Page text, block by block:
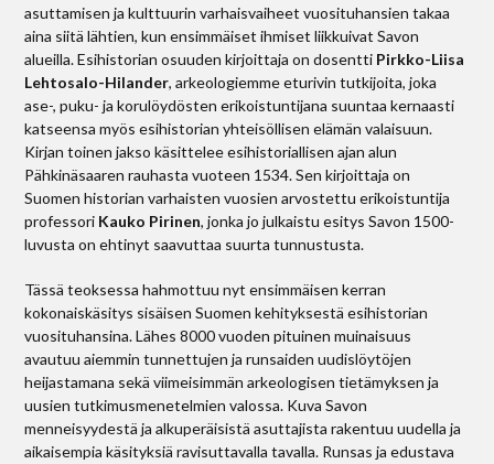
asuttamisen ja kulttuurin varhaisvaiheet vuosituhansien takaa
aina siitä lähtien, kun ensimmäiset ihmiset liikkuivat Savon
alueilla. Esihistorian osuuden kirjoittaja on dosentti Pirkko-Liisa
Lehtosalo-Hilander, arkeologiemme eturivin tutkijoita, joka
ase-, puku- ja korulöydösten erikoistuntijana suuntaa kernaasti
katseensa myös esihistorian yhteisöllisen elämän valaisuun.
Kirjan toinen jakso käsittelee esihistoriallisen ajan alun
Pähkinäsaaren rauhasta vuoteen 1534. Sen kirjoittaja on
Suomen historian varhaisten vuosien arvostettu erikoistuntija
professori Kauko Pirinen, jonka jo julkaistu esitys Savon 1500-
luvusta on ehtinyt saavuttaa suurta tunnustusta.
Tässä teoksessa hahmottuu nyt ensimmäisen kerran
kokonaiskäsitys sisäisen Suomen kehityksestä esihistorian
vuosituhansina. Lähes 8000 vuoden pituinen muinaisuus
avautuu aiemmin tunnettujen ja runsaiden uudislöytöjen
heijastamana sekä viimeisimmän arkeologisen tietämyksen ja
uusien tutkimusmenetelmien valossa. Kuva Savon
menneisyydestä ja alkuperäisistä asuttajista rakentuu uudella ja
aikaisempia käsityksiä ravisuttavalla tavalla. Runsas ja edustava